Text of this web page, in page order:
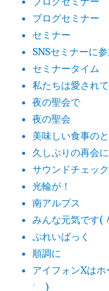
ブログセミナー
セミナー
SNSセミナーに
セミナータイム
私たちは愛され
夜の聖会で
夜の聖会
美味しい食事の
久しぶりの再会
サウンドチェック
光輪が！
南アルプス
みんな元気です
ぷれいばっく
順調に
アイフォンXは
˙ )